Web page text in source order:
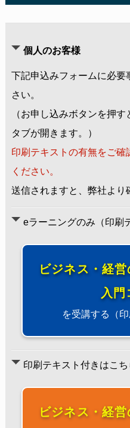
個人のお客様
下記申込みフォームに必
さい。
（お申し込みボタンを押
タブが開きます。）
印刷テキストの有無をご確
ください。
送信されますと、弊社より
eラーニングのみ（印刷
ビジネス・経
入門
を受講する（
印刷テキスト付きはこち
ビジネス・経